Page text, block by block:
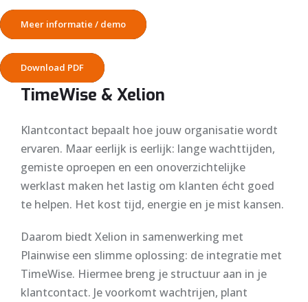
Meer informatie / demo
Download PDF
TimeWise & Xelion
Klantcontact bepaalt hoe jouw organisatie wordt
ervaren. Maar eerlijk is eerlijk: lange wachttijden,
gemiste oproepen en een onoverzichtelijke
werklast maken het lastig om klanten écht goed
te helpen. Het kost tijd, energie en je mist kansen.
Daarom biedt Xelion in samenwerking met
Plainwise een slimme oplossing: de integratie met
TimeWise. Hiermee breng je structuur aan in je
klantcontact. Je voorkomt wachtrijen, plant